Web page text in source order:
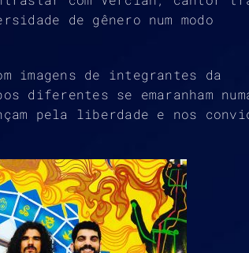
de gênero num modo
imagens de integrantes da
diferentes se emaranham
pela liberdade e nos